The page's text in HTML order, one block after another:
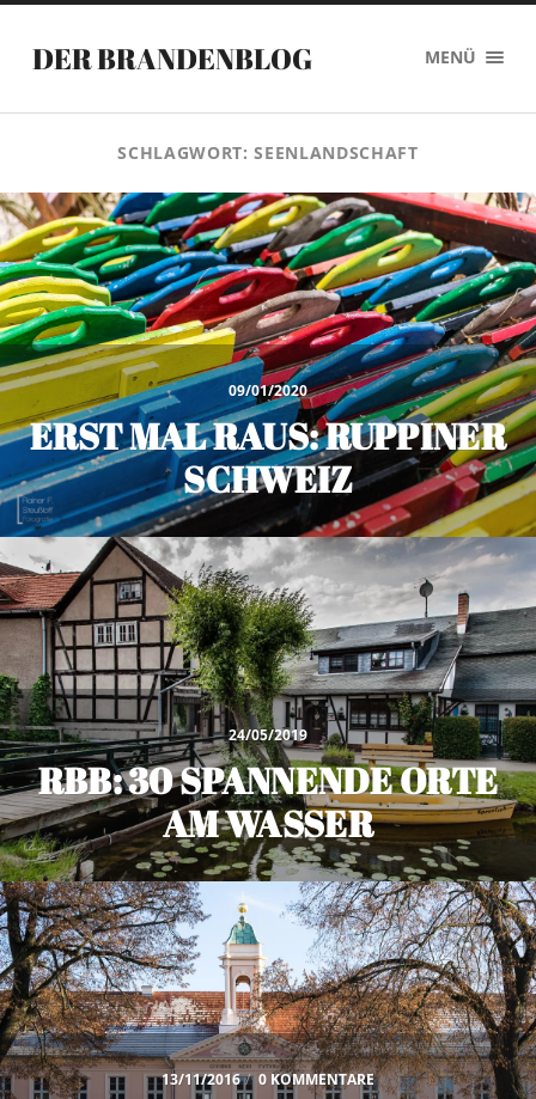
DER BRANDENBLOG MENÜ
SCHLAGWORT:SEENLANDSCHAFT
09/01/2020
ERST MAL RAUS: RUPPINER
SCHWEIZ
24/05/2019
RBB: 30 SPANNENDE ORTE
AM WASSER
13/11/2016 / 0 KOMMENTARE